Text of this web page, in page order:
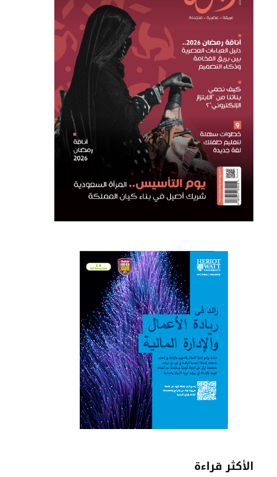
الأكثر قراءة